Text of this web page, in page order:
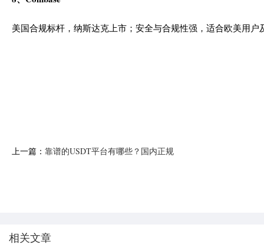
美国合规标杆，纳斯达克上市；安全与合规性强，适合欧美用户
上一篇： 靠谱的USDT平台有哪些？国内正规
相关文章